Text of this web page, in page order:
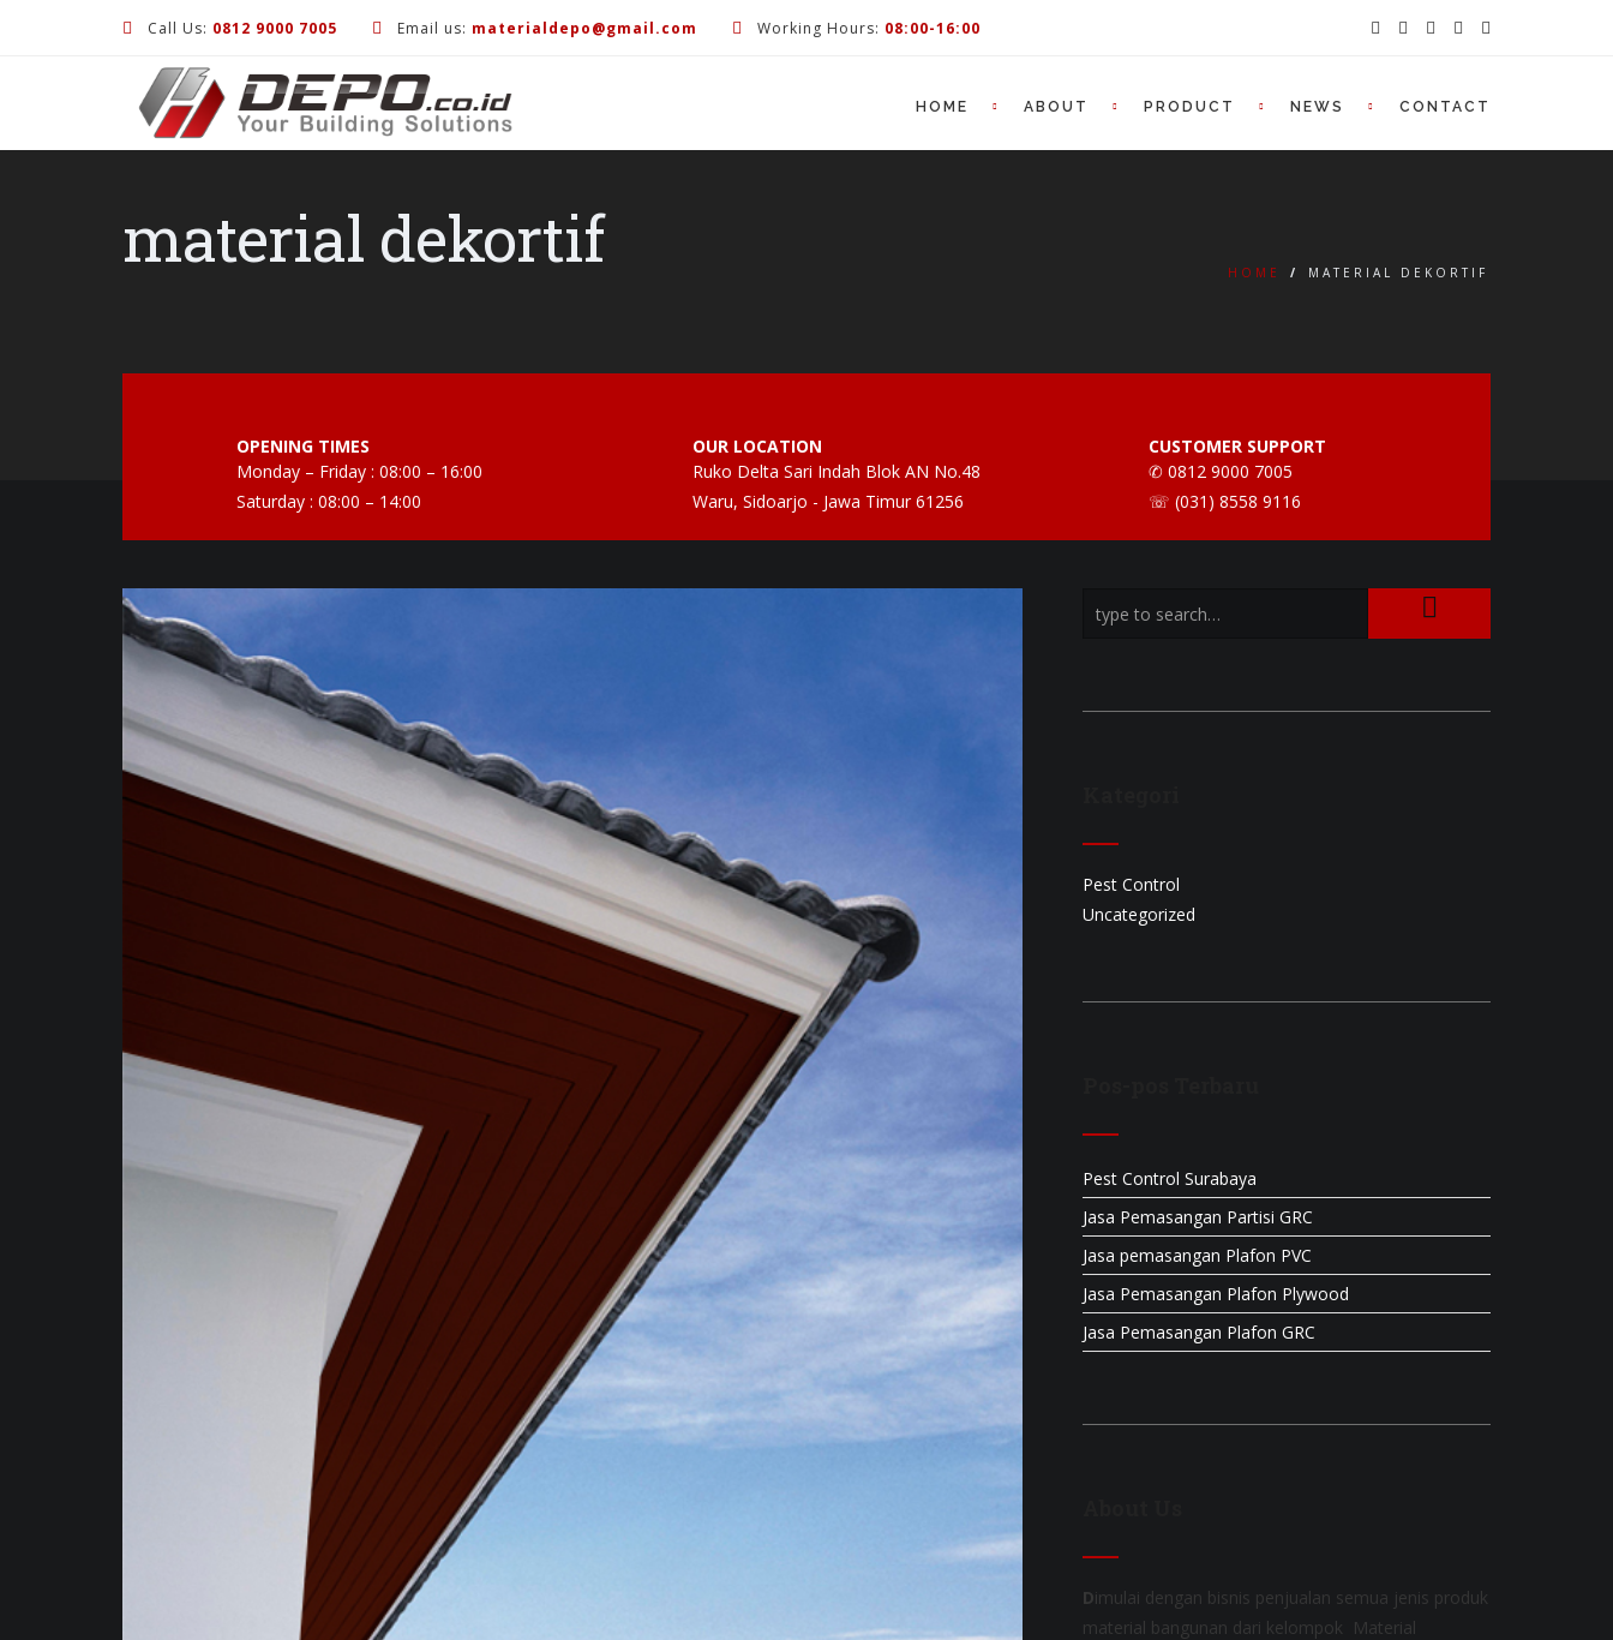
Call Us: 0812 9000 7005 Email us: materialdepo@gmail.com Working Hours: 08:00-16:00
HOME ABOUT PRODUCT NEWS CONTACT
material dekortif HOME / MATERIAL DEKORTIF
OPENING TIMES
Monday – Friday : 08:00 – 16:00
Saturday : 08:00 – 14:00
OUR LOCATION
Ruko Delta Sari Indah Blok AN No.48
Waru, Sidoarjo - Jawa Timur 61256
CUSTOMER SUPPORT
✆ 0812 9000 7005
☏ (031) 8558 9116
Pest Control
Uncategorized
Pest Control Surabaya
Jasa Pemasangan Partisi GRC
Jasa pemasangan Plafon PVC
Jasa Pemasangan Plafon Plywood
Jasa Pemasangan Plafon GRC
Dimulai dengan bisnis penjualan semua jenis produk
material bangunan dari kelompok Material